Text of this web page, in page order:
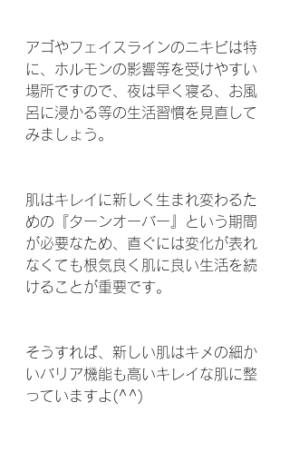
アゴやフェイスラインのニキビは特
に、ホルモンの影響等を受けやすい
場所ですので、夜は早く寝る、お風
呂に浸かる等の生活習慣を見直して
みましょう。
肌はキレイに新しく生まれ変わるた
めの『ターンオーバー』という期間
が必要なため、直ぐには変化が表れ
なくても根気良く肌に良い生活を続
けることが重要です。
そうすれば、新しい肌はキメの細か
いバリア機能も高いキレイな肌に整
っていますよ(^^)